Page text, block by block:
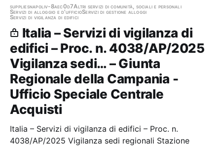
suppliesnapoliv-8aec0d7Altri servizi di comunità, sociali e personali
Servizi di alloggio e d'ufficioServizi di gestione alloggi
Servizi di vigilanza di edifici
Italia – Servizi di vigilanza di
edifici – Proc. n. 4038/AP/2025
Vigilanza sedi… – Giunta
Regionale della Campania -
Ufficio Speciale Centrale
Acquisti
Italia – Servizi di vigilanza di edifici – Proc. n.
4038/AP/2025 Vigilanza sedi regionali Stazione